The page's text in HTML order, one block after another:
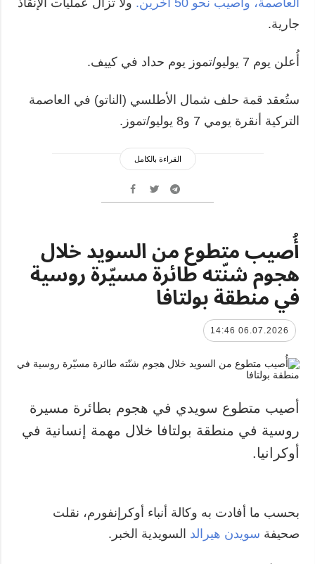
العاصمة، وأُصيب نحو 50 آخرين.
ولا تزال عمليات الإنقاذ
جارية.
أُعلن يوم 7 يوليو/تموز يوم حداد في كييف.
ستُعقد قمة حلف شمال الأطلسي (الناتو) في العاصمة
التركية أنقرة يومي 7 و8 يوليو/تموز.
القراءة بالكامل
أُصيب متطوع من السويد خلال
هجوم شنّته طائرة مسيّرة روسية
في منطقة بولتافا
06.07.2026 14:46
أصيب متطوع سويدي في هجوم بطائرة مسيرة
روسية في منطقة بولتافا خلال مهمة إنسانية في
أوكرانيا.
بحسب ما أفادت به وكالة أنباء أوكرإنفورم، نقلت
صحيفة سويدن هيرالد السويدية الخبر.